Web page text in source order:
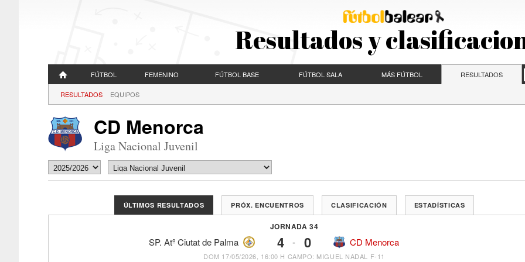
Resultados y
FÚTBOL FEMENINO FÚTBOL BASE FÚTBOL SALA MÁS FÚTBOL RESULTADOS
RESULTADOS EQUIPOS
CD Menorca
Liga Nacional Juvenil
ÚLTIMOS RESULTADOS PRÓX. ENCUENTROS CLASIFICACIÓN ESTADÍSTICAS
JORNADA 34
SP. Atº Ciutat de Palma 4 - CD Menorca
0
DOM 17/05/2026, 16:00 H CAMPO: MIGUEL NADAL F-11